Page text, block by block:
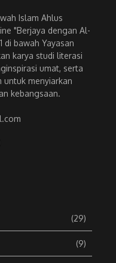
Islam Ahlus
"Berjaya dengan Al-
di bawah Yayasan
karya studi literasi
umat, serta
untuk menyiarkan
kebangsaan.
(29)
(9)